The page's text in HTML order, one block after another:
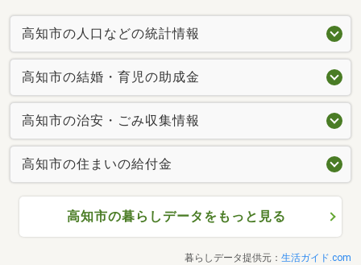
高知市の人口などの統計情報
高知市の結婚・育児の助成金
高知市の治安・ごみ収集情報
高知市の住まいの給付金
高知市の暮らしデータをもっと見る
暮らしデータ提供元： 生活ガイド.com